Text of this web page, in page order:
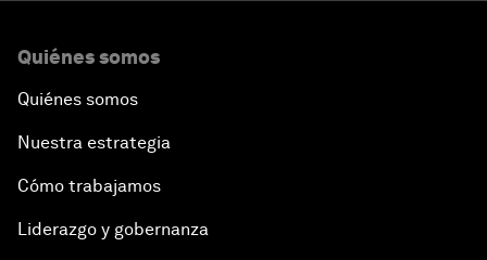
Quiénes somos
Quiénes somos
Nuestra estrategia
Cómo trabajamos
Liderazgo y gobernanza